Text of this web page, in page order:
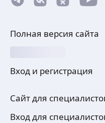
Полная версия сайта
Вход и регистрация
Сайт для
Вход для